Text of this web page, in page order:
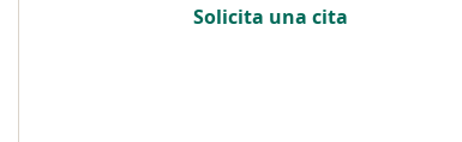
Solicita una cita